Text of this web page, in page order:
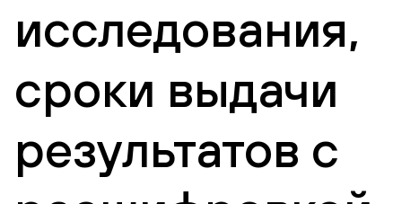
исследования,
сроки выдачи
результатов с